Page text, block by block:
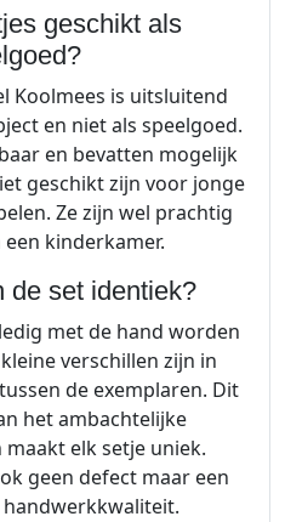
geschikt als
Koolmees is uitsluitend
en niet als speelgoed.
en bevatten mogelijk
geschikt zijn voor jonge
Ze zijn wel prachtig
kinderkamer.
de set identiek?
met de hand worden
verschillen zijn in
de exemplaren. Dit
het ambachtelijke
elk setje uniek.
geen defect maar een
handwerkkwaliteit.